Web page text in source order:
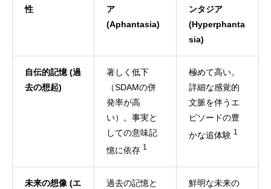
性
ア
(Aphantasia)
ンタジア
(Hyperphanta
sia)
自伝的記憶 (過
去の想起)
著しく低下
（SDAMの併
発率が高
い）。事実と
しての意味記
憶に依存 1
極めて高い。
詳細な感覚的
文脈を伴うエ
ピソードの豊
かな追体験 1
未来の想像 (エ
過去の記憶と
鮮明な未来の